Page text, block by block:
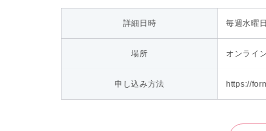
詳細日時 毎週水曜
場所 オンライ
申し込み方法 https://